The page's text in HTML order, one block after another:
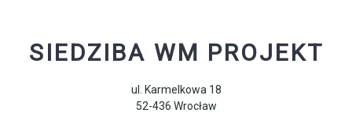
SIEDZIBA WM PROJEKT
ul. Karmelkowa 18
52-436 Wrocław